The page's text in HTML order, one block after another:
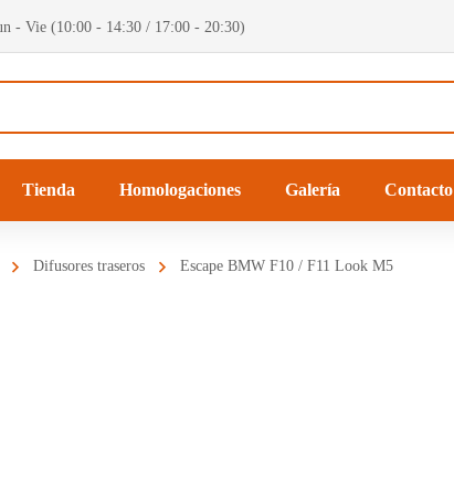
- Vie (10:00 - 14:30 / 17:00 - 20:30)
Tienda Homologaciones Galería Contacto
Difusores traseros Escape BMW F10 / F11 Look M5